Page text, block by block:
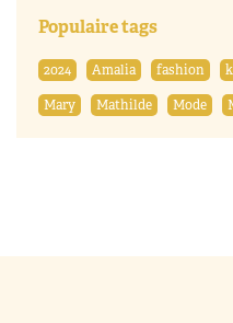
Populaire tags
2024 Amalia fashion
Mary
Mathilde Mode